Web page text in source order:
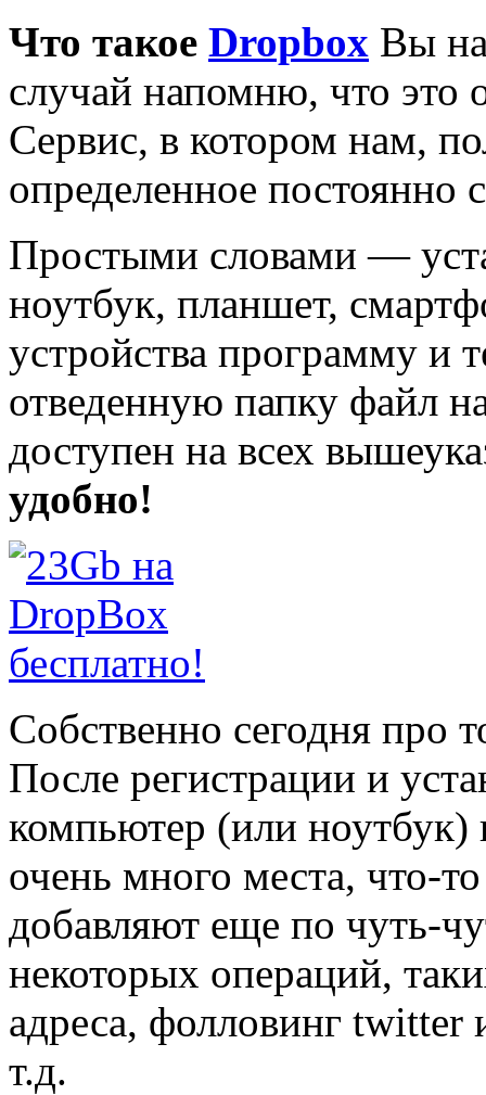
Что такое Dropbox Вы
случай напомню, что это
Сервис, в котором нам,
определенное постоянно
Простыми словами —
ноутбук, планшет,
устройства программу и
отведенную папку файл
доступен на всех
удобно!
Собственно сегодня про
После регистрации и
компьютер (или ноутбук)
очень много места, что-
добавляют еще по чуть-
некоторых операций,
адреса, фолловинг twitter
т.д.